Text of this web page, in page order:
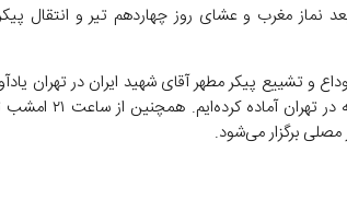
نماز مغرب و عشای روز چهاردهم تیر و انتقال
و تشییع پیکر مطهر آقای شهید ایران در تهران
برای تشییع ۱۰ تا ۱۲ ساعته
مصلی برگزار می‌شود.